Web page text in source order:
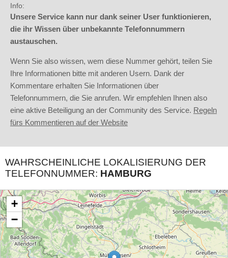
Info:
Unsere Service kann nur dank seiner User funktionieren,
die ihr Wissen über unbekannte Telefonnummern
austauschen.
Wenn Sie also wissen, wem diese Nummer gehört, teilen Sie
Ihre Informationen bitte mit anderen Usern. Dank der
Kommentare erhalten Sie Informationen über
Telefonnummern, die Sie anrufen. Wir empfehlen Ihnen also
eine aktive Beteiligung an der Community des Service. Regeln
fürs Kommentieren auf der Website
WAHRSCHEINLICHE LOKALISIERUNG DER
TELEFONNUMMER: HAMBURG